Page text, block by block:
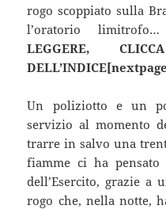
rogo scoppiato sulla
l’oratorio
LEGGERE,
Un poliziotto e un
servizio al momento
trarre in salvo una
fiamme ci ha
dell’Esercito, grazie a
rogo che, nella notte,